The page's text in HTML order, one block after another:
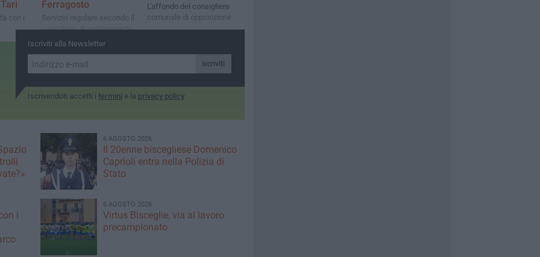
con i
Ferragosto
Servizio regolare secondo il
calendario di conferimento
L'affondo del consigliere
comunale di opposizione
Iscriviti alla Newsletter
Iscriviti
Iscrivendoti accetti i termini e la privacy policy
6 AGOSTO 2026
Il 20enne biscegliese Domenico
Caprioli entra nella Polizia di
Stato
i
6 AGOSTO 2026
Virtus Bisceglie, via al lavoro
precampionato